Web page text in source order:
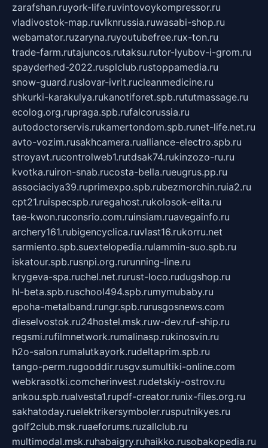
zarafshan.ruyork-life.ruvintovoykompressor.ru
vladivostok-map.ruvlknrussia.ruwasabi-shop.ru
webamator.ruzaryna.ruyoutubefree.rux-ton.ru
trade-farm.rutajuncos.rutaksu.rutor-lyubov-i-grom.ru
spayderhed-2022.rusplclub.rustoppamedia.ru
snow-guard.ruslovar-ivrit.rucleanmedicine.ru
shkurki-karakulya.rukanotiforet.spb.rututmassage.ru
ecolog.org.rupraga.spb.rufalcorussia.ru
autodoctorservis.rukamertondom.spb.runet-life.net.ru
avto-vozim.rusakhcamera.rualliance-electro.spb.ru
stroyavt.rucontrolweb1.rutdsak74.rukinzozo-ru.ru
kvotka.ruiron-snab.rucosta-bella.rueugrus.pp.ru
associaciya39.ruprimexpo.spb.rubezmorchin.ruia2.ru
cpt21.ruispecspb.ruregahost.rukolosok-elita.ru
tae-kwon.ruconsrio.com.ruinsiam.ruavegainfo.ru
archery161.rubigencyclica.ruvlast16.rukorru.net
sarmiento.spb.suextelopedia.rulammin-suo.spb.ru
iskatour.spb.rusnpi.org.rurunning-line.ru
krygeva-spa.ruchel.net.rurust-loco.rudugshop.ru
hl-beta.spb.ruschool494.spb.rumymubaby.ru
epoha-metalband.rungr.spb.rurusgosnews.com
dieselvostok.ru24hostel.msk.ruw-dev.ruf-ship.ru
regsmi.rufilmnetwork.rumalinasp.rukinosvin.ru
h2o-salon.rumalutkayork.rudeltaprim.spb.ru
tango-perm.rugooddir.rusgv.sumultiki-online.com
webkrasotki.comcherinvest.rudetskiy-ostrov.ru
ankou.spb.rualvesta1.rupdf-creator.runix-files.org.ru
sakhatoday.ruelektrikersymboler.rusputnikyes.ru
golf2club.msk.ruaeforums.ruzallclub.ru
multimodal.msk.ruhabaigry.ruhaikko.rusobakopedia.ru